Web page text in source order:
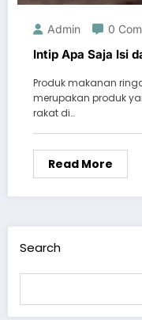
Admin 0
Intip Apa Saja Isi
Produk makanan
merupakan produk
rakat di…
Read More
Search